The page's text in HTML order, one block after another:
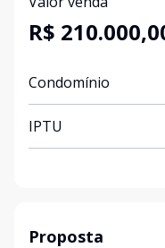
R$
Condomínio
IPTU
Proposta